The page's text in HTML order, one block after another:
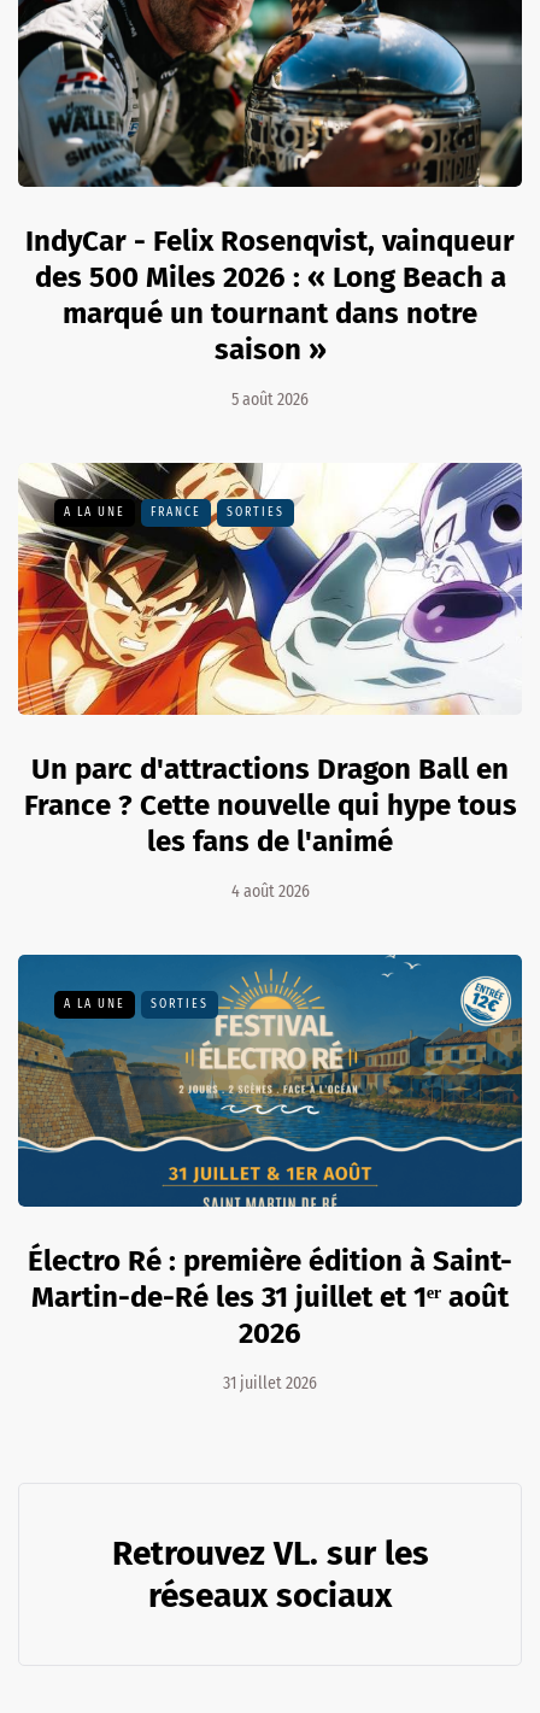
IndyCar - Felix Rosenqvist, vainqueur
des 500 Miles 2026 : « Long Beach a
marqué un tournant dans notre
saison »
5 août 2026
A LA UNE FRANCE SORTIES
Un parc d'attractions Dragon Ball en
France ? Cette nouvelle qui hype tous
les fans de l'animé
4 août 2026
A LA UNE SORTIES
Électro Ré : première édition à Saint-
Martin-de-Ré les 31 juillet et 1ᵉʳ août
2026
31 juillet 2026
Retrouvez VL. sur les
réseaux sociaux